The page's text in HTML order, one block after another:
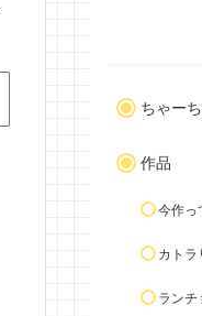
ちゃー
作品
今作っ
カトラ
ランチ